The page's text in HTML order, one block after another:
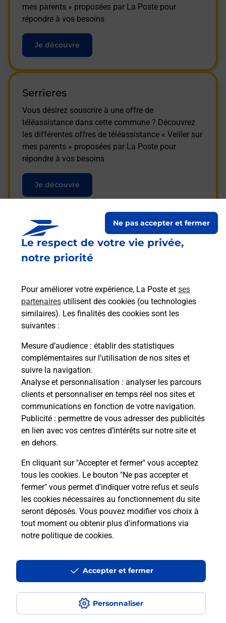
Le respect de votre vie privée,
notre priorité
Pour améliorer votre expérience, La Poste et ses
partenaires utilisent des cookies (ou technologies
similaires). Les finalités des cookies sont les
suivantes :
Mesure d’audience : établir des statistiques
complémentaires sur l’utilisation de nos sites et
suivre la navigation.
Analyse et personnalisation : analyser les parcours
clients et personnaliser en temps réel nos sites et
communications en fonction de votre navigation.
Publicité : permettre de vous adresser des publicités
en lien avec vos centres d’intérêts sur notre site et
en dehors.
En cliquant sur "Accepter et fermer" vous acceptez
tous les cookies. Le bouton "Ne pas accepter et
fermer" vous permet d'indiquer votre refus et seuls
les cookies nécessaires au fonctionnement du site
seront déposés. Vous pouvez modifier vos choix à
tout moment ou obtenir plus d'informations via
notre politique de cookies.
Personnaliser
Ne pas accepter et fermer
Accepter et fermer
mes parents » proposées par La Poste pour
répondre à vos besoins
Je découvre
Serrieres
Vous désirez souscrire à une offre de
téléassistance dans cette commune ? Découvrez
les différentes offres de téléassistance « Veiller sur
mes parents » proposées par La Poste pour
répondre à vos besoins
Je découvre
Questions fréquemment
posées
La téléassistance classique avec
médaillon d’alarme qu’est ce que
c’est ?
Comment fonctionne la
téléassistance classique ?
Comment est installée la
téléassistance classique ?
Localiser Liste
Liste - téléassistance
Loire - téléassistance
St Julien Molin Molette - téléassistance
Accessibilité : partiellement conforme
Conditions contractuelles
Mentions légales